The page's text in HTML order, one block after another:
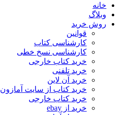
خانه
وبلاگ
روش خرید
قوانین
کارشناسی کتاب
کارشناسی نسخ خطی
خرید کتاب خارجی
خرید تلفنی
خرید آن لاین
خرید کتاب از سایت آمازون
خرید کتاب خارجی
خرید از ebay